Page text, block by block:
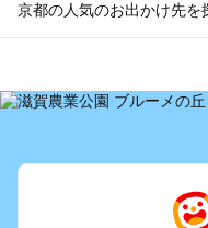
京都の人気のお出かけ先を
を探す
宇治・京都南部（長岡京
出かけ
天橋立・舞鶴・丹後半島
福知山・綾部のプールお